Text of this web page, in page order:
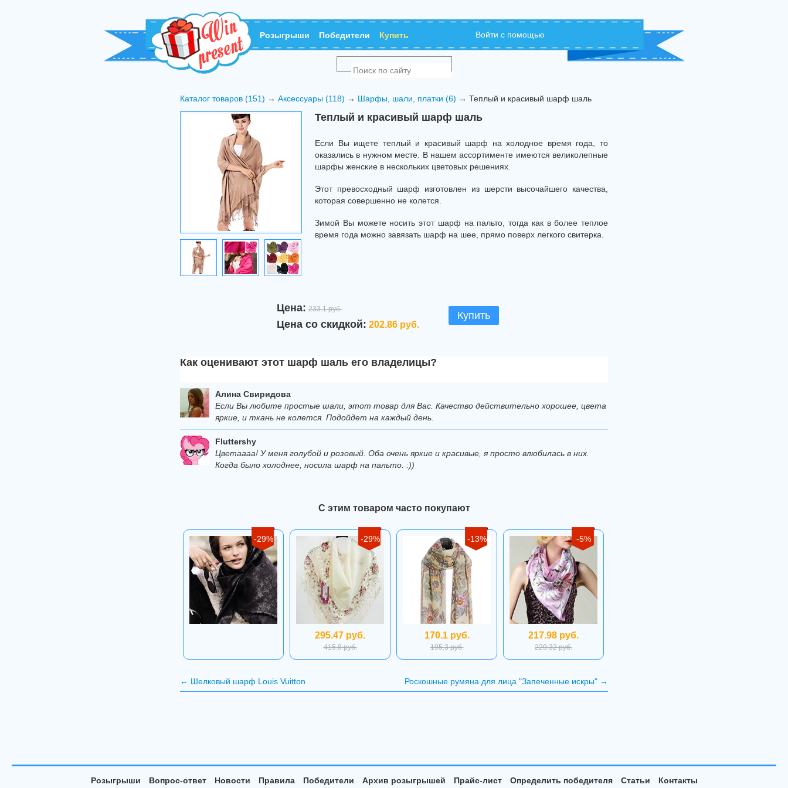
Розыгрыши Победители Купить Войти с помощью
Каталог товаров (151) → Аксессуары (118) → Шарфы, шали, платки (6) → Теплый и красивый шарф шаль
Теплый и красивый шарф шаль
Если Вы ищете теплый и красивый шарф на холодное время года, то
оказались в нужном месте. В нашем ассортименте имеются великолепные
шарфы женские в нескольких цветовых решениях.
Этот превосходный шарф изготовлен из шерсти высочайшего качества,
которая совершенно не колется.
Зимой Вы можете носить этот шарф на пальто, тогда как в более теплое
время года можно завязать шарф на шее, прямо поверх легкого свитерка.
Цена: 233.1 руб.
Цена со скидкой: 202.86 руб.
Купить
Как оценивают этот шарф шаль его владелицы?
Алина Свиридова
Если Вы любите простые шали, этот товар для Вас. Качество действительно хорошее, цвета
яркие, и ткань не колется. Подойдет на каждый день.
Fluttershy
Цветаааа! У меня голубой и розовый. Оба очень яркие и красивые, я просто влюбилась в них.
Когда было холоднее, носила шарф на пальто. :))
С этим товаром часто покупают
-29% -29%
295.47 руб.
415.8 руб.
-13%
170.1 руб.
195.3 руб.
-5%
217.98 руб.
229.32 руб.
← Шелковый шарф Louis Vuitton Роскошные румяна для лица "Запеченные искры" →
Розыгрыши Вопрос-ответ Новости Правила Победители Архив розыгрышей Прайс-лист Определить победителя Статьи Контакты